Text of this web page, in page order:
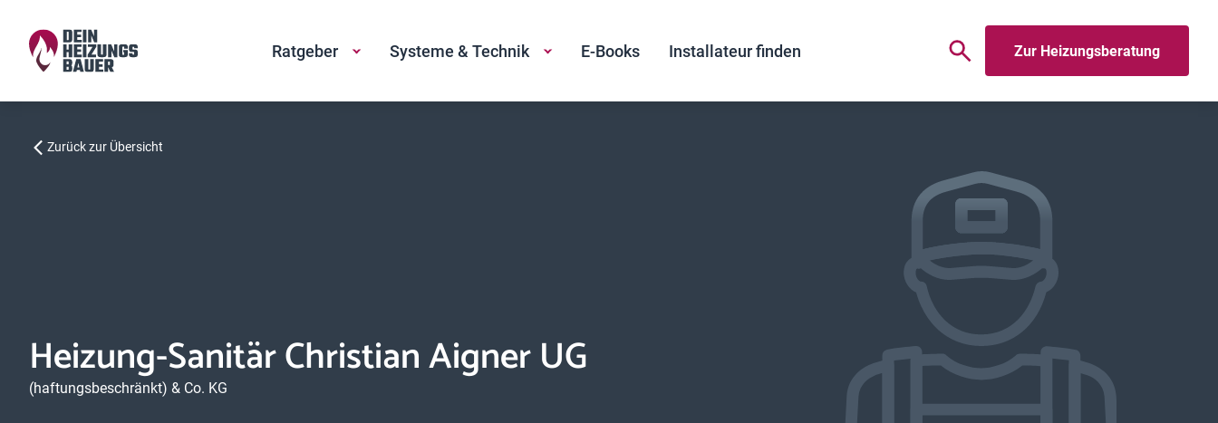
Ratgeber Systeme & Technik E-Books Installateur finden Zur Heizungsberatung
Zurück zur Übersicht
Heizung-Sanitär Christian Aigner UG
(haftungsbeschränkt) & Co. KG